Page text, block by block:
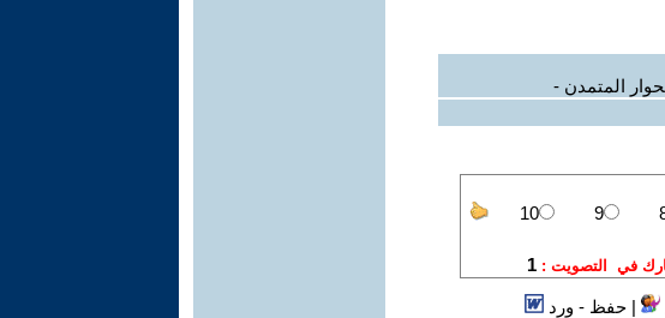
المتمدن -
|حفظ - ورد